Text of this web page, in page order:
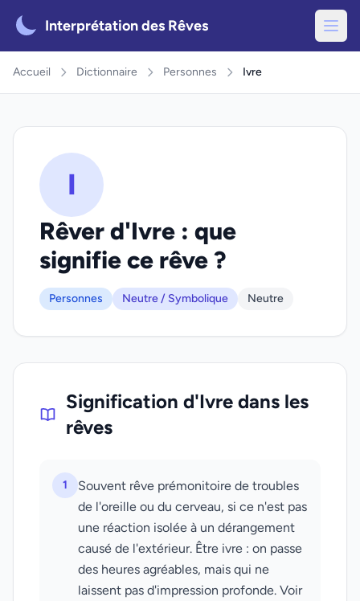
Interprétation des Rêves
Accueil Dictionnaire Personnes Ivre
I
Rêver d'Ivre : que
signifie ce rêve ?
Personnes Neutre / Symbolique Neutre
Signification d'Ivre dans les
rêves
1
Souvent rêve prémonitoire de troubles
de l'oreille ou du cerveau, si ce n'est pas
une réaction isolée à un dérangement
causé de l'extérieur. Être ivre : on passe
des heures agréables, mais qui ne
laissent pas d'impression profonde. Voir